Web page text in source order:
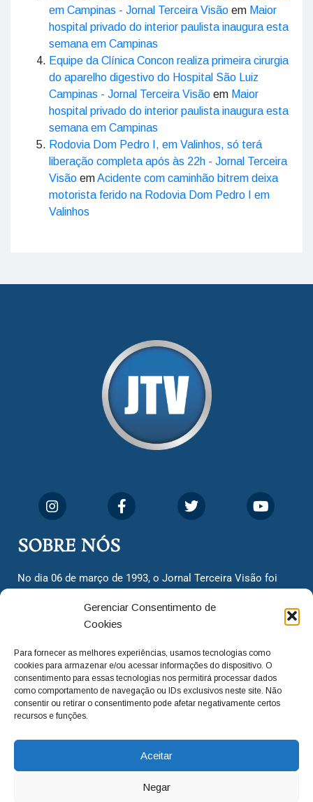
Gerenciar Consentimento de
Cookies
Para fornecer as melhores experiências, usamos tecnologias como
cookies para armazenar e/ou acessar informações do dispositivo. O
consentimento para essas tecnologias nos permitirá processar dados
como comportamento de navegação ou IDs exclusivos neste site. Não
consentir ou retirar o consentimento pode afetar negativamente certos
recursos e funções.
Aceitar
Negar
em Campinas - Jornal Terceira Visão em Maior
hospital privado do interior paulista inaugura esta
semana em Campinas
Equipe da Clínica Concon realiza primeira cirurgia
do aparelho digestivo do Hospital São Luiz
Campinas - Jornal Terceira Visão em Maior
hospital privado do interior paulista inaugura esta
semana em Campinas
Rodovia Dom Pedro I, em Valinhos, só terá
liberação completa após às 22h - Jornal Terceira
Visão emAcidente com caminhão bitrem deixa
motorista ferido na Rodovia Dom Pedro I em
Valinhos
SOBRE NÓS
No dia 06 de março de 1993, o Jornal Terceira Visão foi
cidadãos valinhenses, já que naquela época só existiam
dois jornais. Há mais de 30 anos, o jornal continua
com o foco de trazer as melhores notícias. Nunca
deixamos de lado as necessidades do cidadão, sempre
questionando os órgãos públicos em busca de melhorias
para a cidade e sempre cobrando resoluções para casos
adm@jtv.com.br
(19) 3929-6225